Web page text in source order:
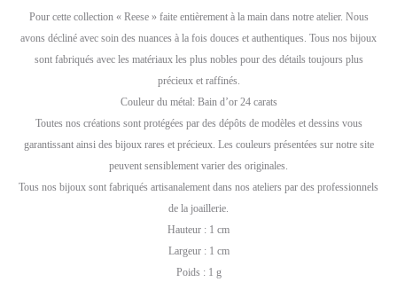
Pour cette collection « Reese » faite entièrement à la main dans notre atelier. Nous
avons décliné avec soin des nuances à la fois douces et authentiques. Tous nos bijoux
sont fabriqués avec les matériaux les plus nobles pour des détails toujours plus
précieux et raffinés.
Couleur du métal: Bain d’or 24 carats
Toutes nos créations sont protégées par des dépôts de modèles et dessins vous
garantissant ainsi des bijoux rares et précieux. Les couleurs présentées sur notre site
peuvent sensiblement varier des originales.
Tous nos bijoux sont fabriqués artisanalement dans nos ateliers par des professionnels
de la joaillerie.
Hauteur : 1 cm
Largeur : 1 cm
Poids : 1 g